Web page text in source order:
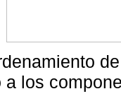
a los